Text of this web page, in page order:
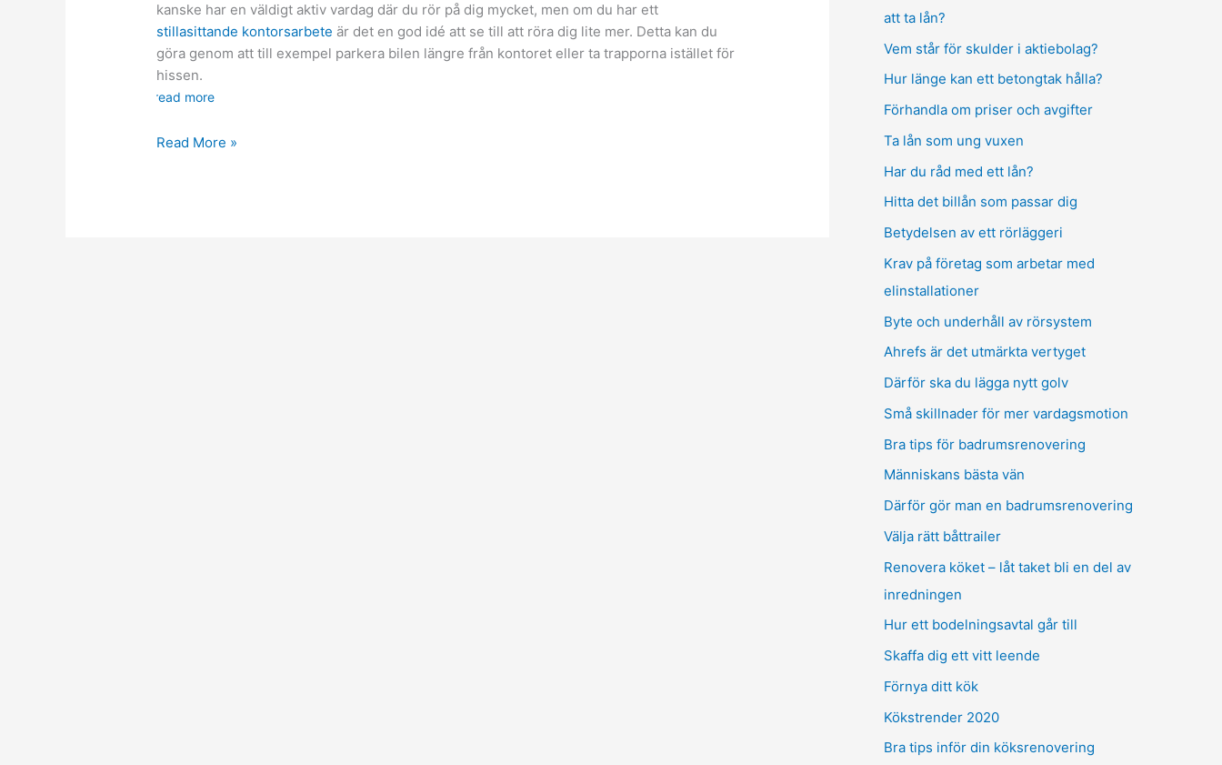
kanske har en väldigt aktiv vardag där du rör på dig mycket, men om du har ett
stillasittande kontorsarbete är det en god idé att se till att röra dig lite mer. Detta kan du
göra genom att till exempel parkera bilen längre från kontoret eller ta trapporna istället för
hissen.
read more
Små
Read More »
att ta lån?
Vem står för skulder i aktiebolag?
Hur länge kan ett betongtak hålla?
Förhandla om priser och avgifter
Ta lån som ung vuxen
Har du råd med ett lån?
Hitta det billån som passar dig
Betydelsen av ett rörläggeri
Krav på företag som arbetar med
elinstallationer
Byte och underhåll av rörsystem
Ahrefs är det utmärkta vertyget
Därför ska du lägga nytt golv
Små skillnader för mer vardagsmotion
Bra tips för badrumsrenovering
Människans bästa vän
Därför gör man en badrumsrenovering
Välja rätt båttrailer
Renovera köket – låt taket bli en del av
inredningen
Hur ett bodelningsavtal går till
Skaffa dig ett vitt leende
Förnya ditt kök
Kökstrender 2020
Bra tips inför din köksrenovering